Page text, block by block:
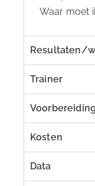
Waar moet
Resultaten/
Trainer
Voorbereiding
Kosten
Data